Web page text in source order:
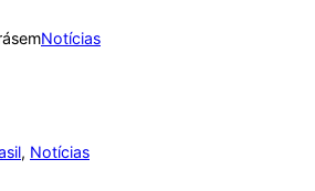
emNotícias
, Notícias